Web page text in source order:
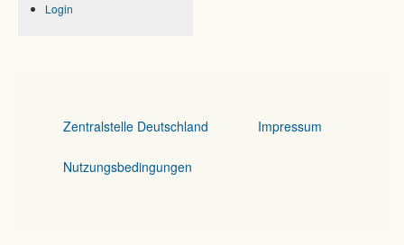
Login
Zentralstelle Deutschland Impressum
Nutzungsbedingungen